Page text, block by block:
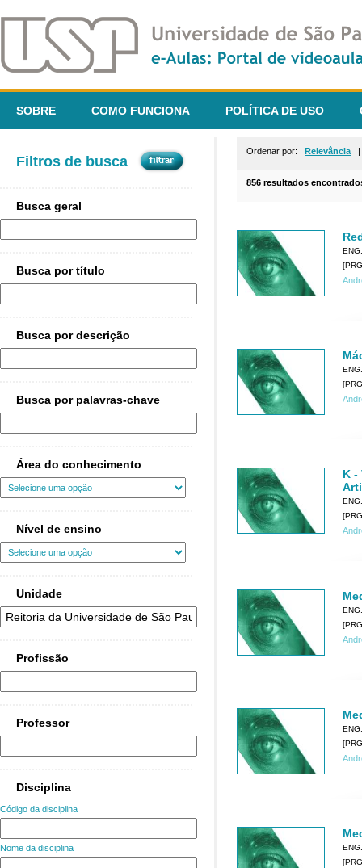
SOBRE COMO FUNCIONA POLÍTICA DE USO
Filtros de busca
Busca geral
Busca por título
Busca por descrição
Busca por palavras-chave
Área do conhecimento
Nível de ensino
Unidade
Profissão
Professor
Disciplina
Código da disciplina
Nome da disciplina
Ordenar por: Relevância
856 resultados
K -